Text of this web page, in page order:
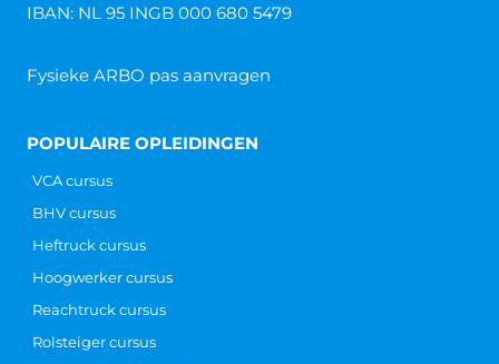
Lees verder »
Heftruckcertificaat checken Iedere medewerker in
een organisatie die een heftruck wil gaan besturen,
heftruckcertificaat te behalen. Als